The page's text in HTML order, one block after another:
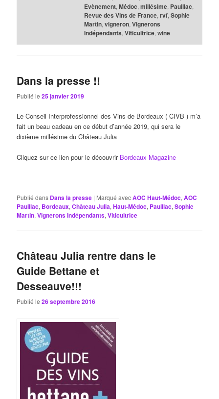
Evènement, Médoc, millésime, Pauillac,
Revue des Vins de France, rvf, Sophie
Martin, vigneron, Vignerons
Indépendants, Viticultrice, wine
Dans la presse !!
Publié le25 janvier 2019
Le Conseil Interprofessionnel des Vins de Bordeaux ( CIVB ) m’a
fait un beau cadeau en ce début d’année 2019, qui sera le
dixième millésime du Château Julia
Cliquez sur ce lien pour le découvrir Bordeaux Magazine
Publié dans Dans la presse | Marqué avecAOC Haut-Médoc,AOC
Pauillac, Bordeaux,Château Julia,Haut-Médoc, Pauillac,Sophie
Martin,Vignerons Indépendants,Viticultrice
Château Julia rentre dans le
Guide Bettane et
Desseauve!!!
Publié le26 septembre 2016